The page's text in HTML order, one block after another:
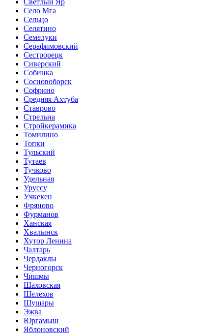
Село Мга
Сельцо
Селятино
Семелуки
Серафимовский
Сестрорецк
Сиверский
Собинка
Сосновоборск
Софрино
Средняя Ахтуба
Ставрово
Стрельна
Стройкерамика
Томилино
Топки
Тульский
Тутаев
Тучково
Удельная
Уруссу
Учкекен
Фряново
Фурманов
Ханская
Хвалынск
Хутор Ленина
Чалтарь
Чердаклы
Черногорск
Чишмы
Шаховская
Шелехов
Шушары
Эжва
Юргамыш
Яблоновский